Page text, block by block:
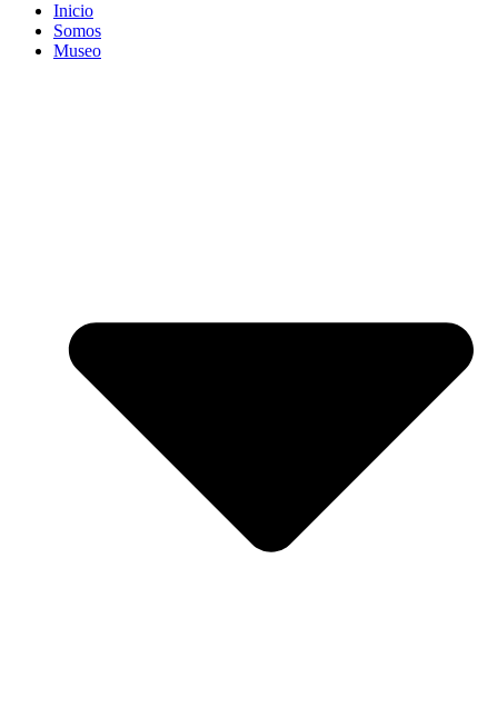
Inicio
Somos
Museo